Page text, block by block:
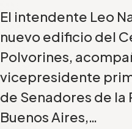
El intendente Leo
nuevo edificio del
Polvorines,
vicepresidente
de Senadores de la
Buenos Aires,…